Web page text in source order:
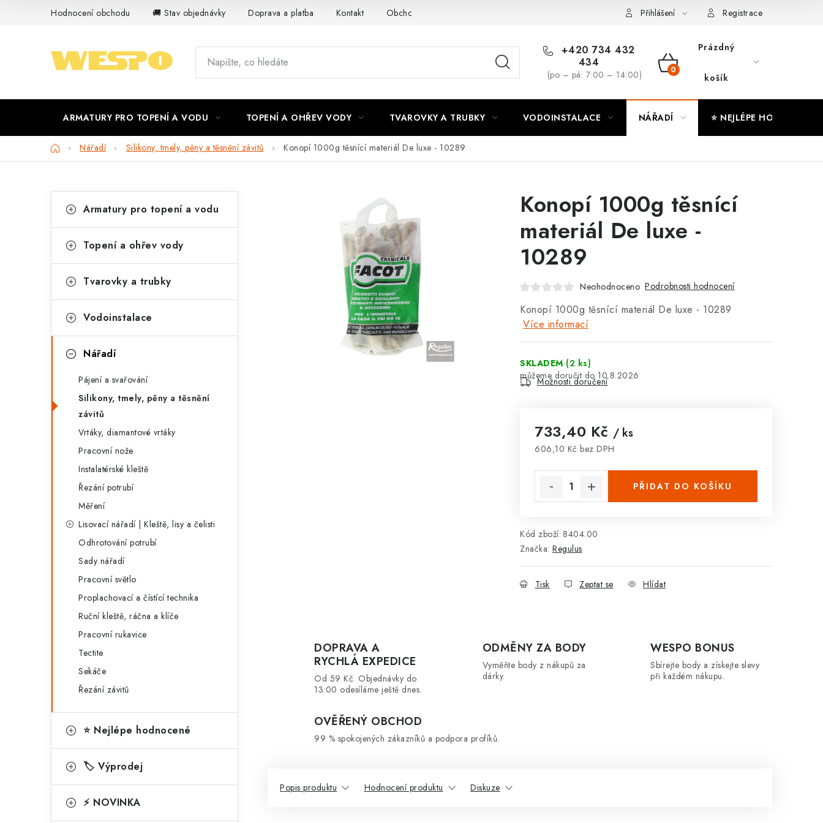
Hodnocení obchodu 🚚 Stav objednávky Doprava a platba Kontakt Obchodní podmínky Moje objednávka
Přihlášení Registrace
+420 734 432
434
(po – pá: 7:00 – 14:00)
NÁKUPNÍ
Prázdný
košík
ARMATURY PRO TOPENÍ A VODU TOPENÍ A OHŘEV VODY TVAROVKY A TRUBKY VODOINSTALACE NÁŘADÍ ⭐ NEJLÉPE HODNOCENÉ
DomůNářadí Silikony, tmely, pěny a těsnění závitů Konopí 1000g těsnící materiál De luxe - 10289
o
t
r
n
p
kategorie
a
e
o
i
Armatury pro topení a vodu
Topení a ohřev vody
Tvarovky a trubky
Vodoinstalace
Nářadí
Pájení a svařování
Silikony, tmely, pěny a těsnění
závitů
Vrtáky, diamantové vrtáky
Pracovní nože
Instalatérské kleště
Řezání potrubí
Měření
Lisovací nářadí | Kleště, lisy a čelisti
Odhrotování potrubí
Sady nářadí
Pracovní světlo
Proplachovací a čístící technika
Ruční kleště, ráčna a klíče
Pracovní rukavice
Tectite
Sekáče
Řezání závitů
⭐ Nejlépe hodnocené
🏷️ Výprodej
⚡ NOVINKA
Konopí 1000g těsnící
materiál De luxe -
10289
Neohodnoceno Podrobnosti hodnocení
Konopí 1000g těsnící materiál De luxe - 10289
Více informací
SKLADEM (2 ks)
10.8.2026
Možnosti doručení
733,40 Kč / ks
606,10 Kč bez DPH
PŘIDAT DO KOŠÍKU
Kód zboží: 8404.00
Značka: Regulus
Tisk Zeptat se Hlídat
DOPRAVA A
RYCHLÁ EXPEDICE
Od 59 Kč. Objednávky do
13:00 odesíláme ještě dnes.
ODMĚNY ZA BODY
Vyměňte body z nákupů za
dárky.
WESPO BONUS
Sbírejte body a získejte slevy
při každém nákupu.
OVĚŘENÝ OBCHOD
99 % spokojených zákazníků a podpora profíků.
Popis produktu Hodnocení produktu Diskuze